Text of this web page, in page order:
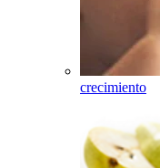
crecimiento